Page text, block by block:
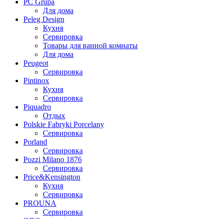
PC Grupa
Для дома
Peleg Design
Кухня
Сервировка
Товары для ванной комнаты
Для дома
Peugeot
Сервировка
Pintinox
Кухня
Сервировка
Piquadro
Отдых
Polskie Fabryki Porcelany
Сервировка
Porland
Сервировка
Pozzi Milano 1876
Сервировка
Price&Kensington
Кухня
Сервировка
PROUNA
Сервировка